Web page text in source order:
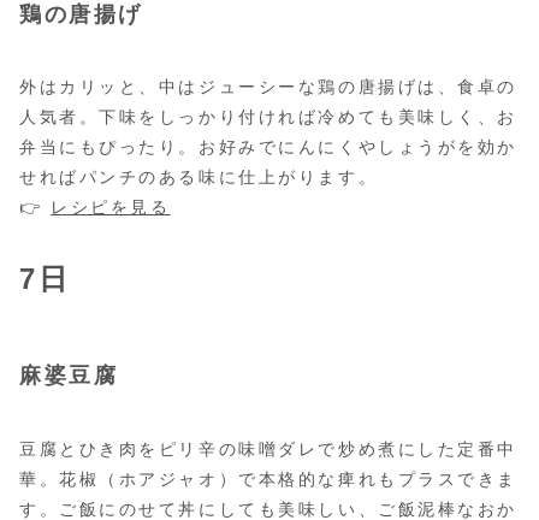
鶏の唐揚げ
外はカリッと、中はジューシーな鶏の唐揚げは、食卓の
人気者。下味をしっかり付ければ冷めても美味しく、お
弁当にもぴったり。お好みでにんにくやしょうがを効か
せればパンチのある味に仕上がります。
👉
レシピを見る
7日
麻婆豆腐
豆腐とひき肉をピリ辛の味噌ダレで炒め煮にした定番中
華。花椒（ホアジャオ）で本格的な痺れもプラスできま
す。ご飯にのせて丼にしても美味しい、ご飯泥棒なおか